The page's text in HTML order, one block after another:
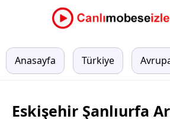
Anasayfa Türkiye
Eskişehir Şanlıurfa